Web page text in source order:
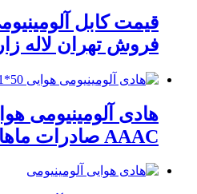
فروش تهران لاله زار
AAAC صادرات ماهان کابل